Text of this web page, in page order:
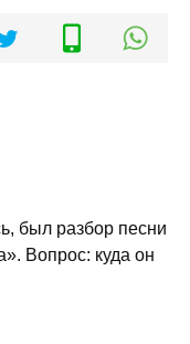
был разбор песни
Вопрос: куда он